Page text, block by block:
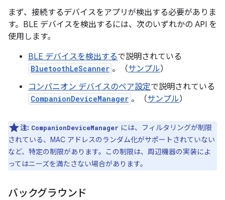
まず、接続するデバイスをアプリが検出する必要がありま
す。BLE デバイスを検出するには、次のいずれかの API を
使用します。
BLE デバイスを検出するで説明されている
BluetoothLeScanner 。（サンプル）
コンパニオン デバイスのペア設定で説明されている
CompanionDeviceManager 。（サンプル）
注: CompanionDeviceManager には、フィルタリングが制限
されている、MAC アドレスのランダム化がサポートされていない
など、特定の制限があります。この制限は、周辺機器の実装によ
ってはニーズを満たさない場合があります。
バックグラウンド